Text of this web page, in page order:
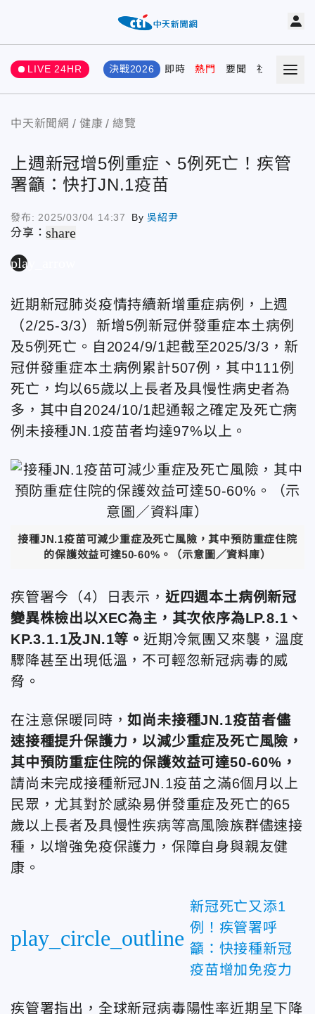
LIVE 24HR 決戰2026 即時 熱門 要聞 社會 娛樂
中天新聞網 健康 總覽
上週新冠增5例重症、5例死亡！疾管
署籲：快打JN.1疫苗
發布: 2025/03/04 14:37 By吳紹尹
分享：share
play_arrow
近期新冠肺炎疫情持續新增重症病例，上週
（2/25-3/3）新增5例新冠併發重症本土病例
及5例死亡。自2024/9/1起截至2025/3/3，新
冠併發重症本土病例累計507例，其中111例
死亡，均以65歲以上長者及具慢性病史者為
多，其中自2024/10/1起通報之確定及死亡病
例未接種JN.1疫苗者均達97%以上。
接種JN.1疫苗可減少重症及死亡風險，其中預防重症住院
的保護效益可達50-60%。（示意圖／資料庫）
疾管署今（4）日表示， 近四週本土病例新冠
變異株檢出以XEC為主，其次依序為LP.8.1、
KP.3.1.1及JN.1等。 近期冷氣團又來襲，溫度
驟降甚至出現低溫，不可輕忽新冠病毒的威
脅。
在注意保暖同時，如尚未接種JN.1疫苗者儘
速接種提升保護力，以減少重症及死亡風險，
其中預防重症住院的保護效益可達50-60%，
請尚未完成接種新冠JN.1疫苗之滿6個月以上
民眾，尤其對於感染易併發重症及死亡的65
歲以上長者及具慢性疾病等高風險族群儘速接
種，以增強免疫保護力，保障自身與親友健
康。
play_circle_outline
新冠死亡又添1
例！疾管署呼
籲：快接種新冠
疫苗增加免疫力
疾管署指出，全球新冠病毒陽性率近期呈下降